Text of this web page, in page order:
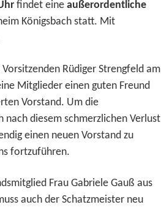
findet eine außerordentliche
Königsbach statt. Mit
Rüdiger Strengfeld am
Mitglieder einen guten Freund
Vorstand. Um die
nach diesem schmerzlichen Verlust
einen neuen Vorstand zu
fortzuführen.
Frau Gabriele Gauß aus
auch der Schatzmeister neu